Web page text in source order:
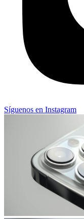
Síguenos en Instagram